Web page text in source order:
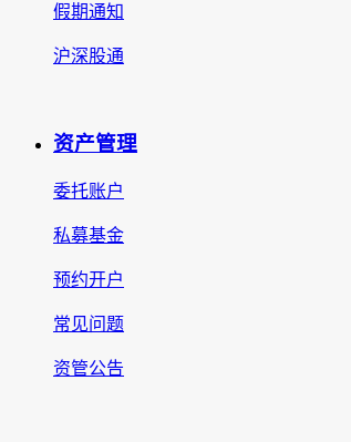
假期通知
沪深股通
资产管理
委托账户
私募基金
预约开户
常见问题
资管公告